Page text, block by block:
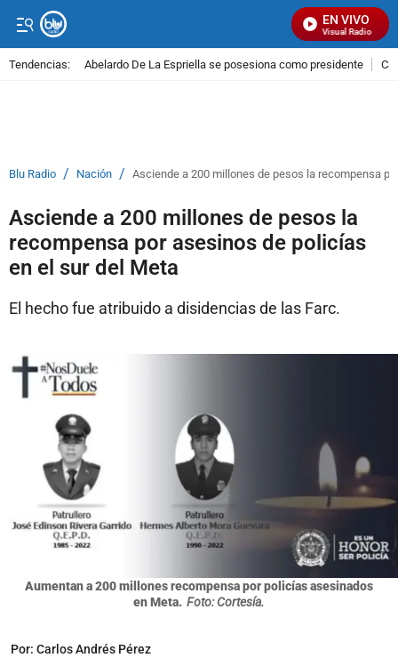
EN VIVO
Señal Visual Radio
Tendencias: Abelardo De La Espriella se posesiona como presidente
Blu Radio / Nación / Asciende a 200 millones de pesos la recompensa
Asciende a 200 millones de pesos la
recompensa por asesinos de policías
en el sur del Meta
El hecho fue atribuido a disidencias de las Farc.
Aumentan a 200 millones recompensa por policías asesinados
en Meta. Foto: Cortesía.
Por: Carlos Andrés Pérez